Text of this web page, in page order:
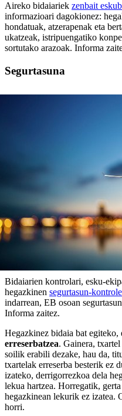
Aireko bidaiariek zenbait
informazioari dagokionez:
hondatuak, atzerapenak eta
ukatzeak, istripuengatiko
sortutako arazoak. Informa
Segurtasuna
Bidaiarien kontrolari, esku-
hegazkinen segurtasun-
indarrean, EB osoan
Informa zaitez.
Hegazkinez bidaia bat egiteko,
erreserbatzea. Gainera,
soilik erabili dezake, hau da,
txartelak erreserba besterik ez
izateko, derrigorrezkoa dela
lekua hartzea. Horregatik,
hegazkinean lekurik ez izatea.
horri.